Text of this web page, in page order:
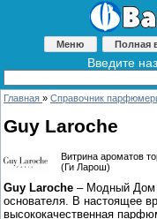
Меню Полная
Введите
Главная » Справочник
Guy Laroche
Витрина ароматов
(Ги Ларош)
Guy Laroche – Модный Дом
основателя. В настоящее
высококачественная